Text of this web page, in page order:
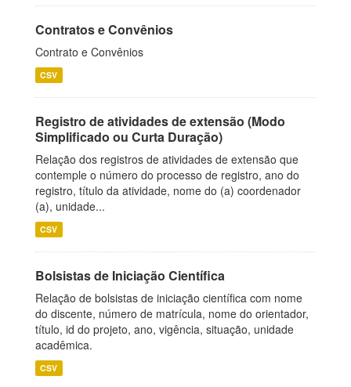
Contratos e Convênios
Contrato e Convênios
CSV
Registro de atividades de extensão (Modo
Simplificado ou Curta Duração)
Relação dos registros de atividades de extensão que
contemple o número do processo de registro, ano do
registro, título da atividade, nome do (a) coordenador
(a), unidade...
CSV
Bolsistas de Iniciação Científica
Relação de bolsistas de iniciação científica com nome
do discente, número de matrícula, nome do orientador,
título, id do projeto, ano, vigência, situação, unidade
acadêmica.
CSV